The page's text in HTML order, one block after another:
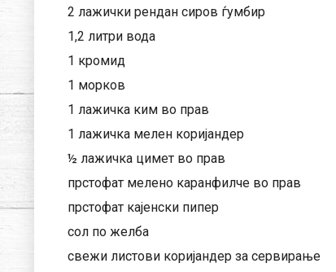
2 лажички рендан сиров ѓумбир
1,2 литри вода
1 кромид
1 морков
1 лажичка ким во прав
1 лажичка мелен коријандер
½ лажичка цимет во прав
прстофат мелено каранфилче во прав
прстофат кајенски пипер
сол по желба
свежи листови коријандер за сервирање